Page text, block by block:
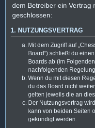
dem Betreiber ein Vertrag
geschlossen:
1. NUTZUNGSVERTRAG
Mit dem Zugriff auf
Board“) schließt du
Boards ab (im
nachfolgenden
Wenn du mit diesen
du das Board nicht
gelten jeweils die an
Der Nutzungsvertrag
kann von beiden Seiten
gekündigt werden.